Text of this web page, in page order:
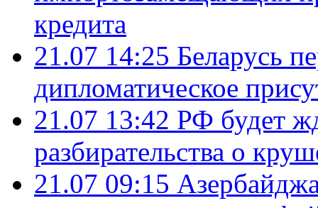
кредита
21.07 14:25 Беларусь
дипломатическое
21.07 13:42 РФ будет
разбирательства о
21.07 09:15